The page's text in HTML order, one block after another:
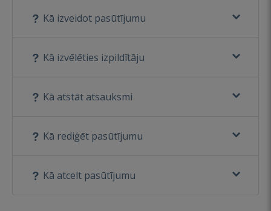
Kā izveidot pasūtījumu
Kā izvēlēties izpildītāju
Kā atstāt atsauksmi
Kā rediģēt pasūtījumu
Kā atcelt pasūtījumu